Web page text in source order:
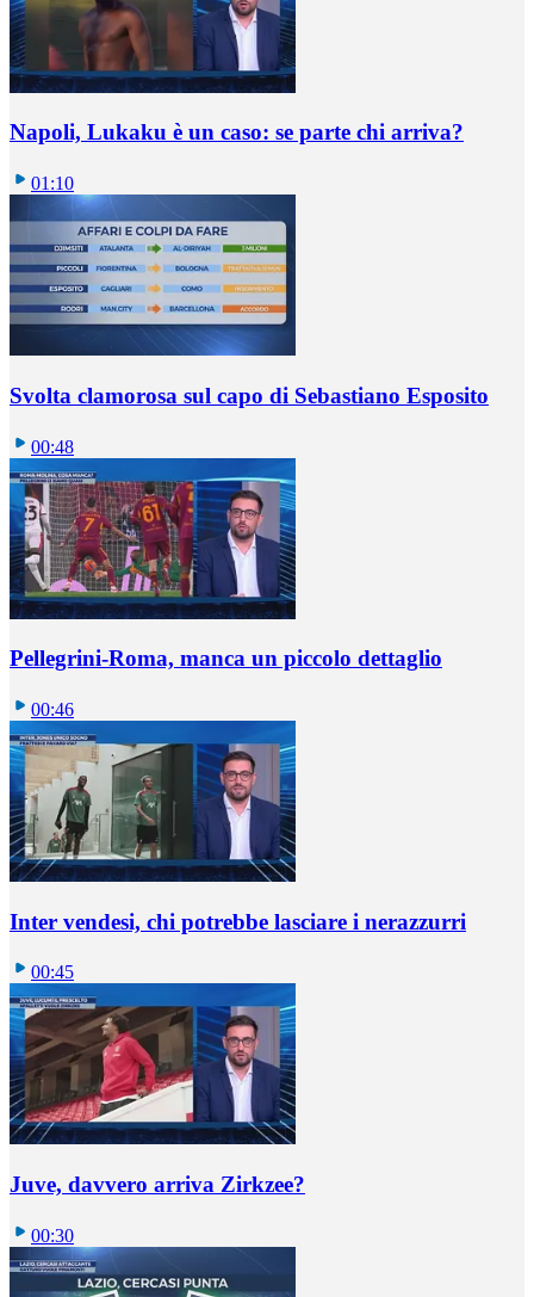
Napoli, Lukaku è un caso: se parte chi arriva?
01:10
Svolta clamorosa sul capo di Sebastiano Esposito
00:48
Pellegrini-Roma, manca un piccolo dettaglio
00:46
Inter vendesi, chi potrebbe lasciare i nerazzurri
00:45
Juve, davvero arriva Zirkzee?
00:30